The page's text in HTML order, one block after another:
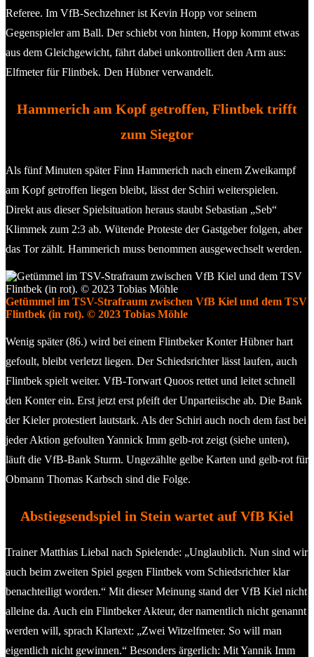
Referee. Im VfB-Sechzehner ist Kevin Hopp vor seinem
Gegenspieler am Ball. Der schiebt von hinten, Hopp kommt etwas
aus dem Gleichgewicht, fährt dabei unkontrolliert den Arm aus:
Elfmeter für Flintbek. Den Hübner verwandelt.
Hammerich am Kopf getroffen, Flintbek trifft
zum Siegtor
Als fünf Minuten später Finn Hammerich nach einem Zweikampf
am Kopf getroffen liegen bleibt, lässt der Schiri weiterspielen.
Direkt aus dieser Spielsituation heraus staubt Sebastian „Seb“
Klimmek zum 2:3 ab. Wütende Proteste der Gastgeber folgen, aber
das Tor zählt. Hammerich muss benommen ausgewechselt werden.
Getümmel im TSV-Strafraum zwischen VfB Kiel und dem TSV
Flintbek (in rot). © 2023 Tobias Möhle
Wenig später (86.) wird bei einem Flintbeker Konter Hübner hart
gefoult, bleibt verletzt liegen. Der Schiedsrichter lässt laufen, auch
Flintbek spielt weiter. VfB-Torwart Quoos rettet und leitet schnell
den Konter ein. Erst jetzt erst pfeift der Unparteiische ab. Die Bank
der Kieler protestiert lautstark. Als der Schiri auch noch dem fast bei
jeder Aktion gefoulten Yannick Imm gelb-rot zeigt (siehe unten),
läuft die VfB-Bank Sturm. Ungezählte gelbe Karten und gelb-rot für
Obmann Thomas Karbsch sind die Folge.
Abstiegsendspiel in Stein wartet auf VfB Kiel
Trainer Matthias Liebal nach Spielende: „Unglaublich. Nun sind wir
auch beim zweiten Spiel gegen Flintbek vom Schiedsrichter klar
benachteiligt worden.“ Mit dieser Meinung stand der VfB Kiel nicht
alleine da. Auch ein Flintbeker Akteur, der namentlich nicht genannt
werden will, sprach Klartext: „Zwei Witzelfmeter. So will man
eigentlich nicht gewinnen.“ Besonders ärgerlich: Mit Yannik Imm